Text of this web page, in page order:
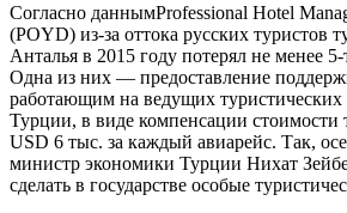
Согласно даннымProfessional Hotel
(POYD) из-за оттока русских туристов
Анталья в 2015 году потерял не менее
Одна из них — предоставление
работающим на ведущих туристических
Турции, в виде компенсации стоимости
USD 6 тыс. за каждый авиарейс. Так,
министр экономики Турции Нихат
сделать в государстве особые